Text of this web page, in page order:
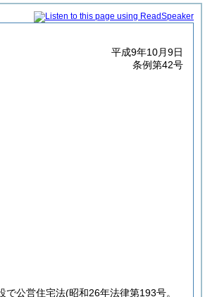
平成9年10月9日
条例第42号
で公営住宅法(昭和26年法律第193号。